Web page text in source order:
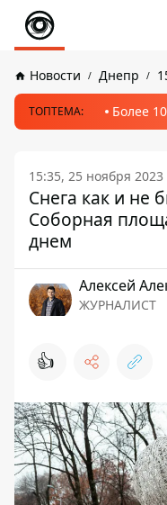
Новости Днепр
ТОПТЕМА: Более
15:35, 25 ноября 2023
Снега как и не
Соборная
днем
Алексей
ЖУРНАЛИСТ
👍